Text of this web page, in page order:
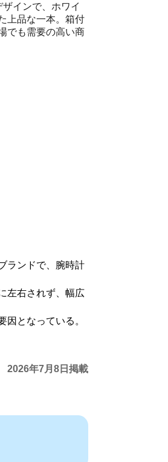
インで、ホワイ
上品な一本。箱付
でも需要の高い商
ランドで、腕時計
左右されず、幅広
因となっている。
2026年7月8日掲載